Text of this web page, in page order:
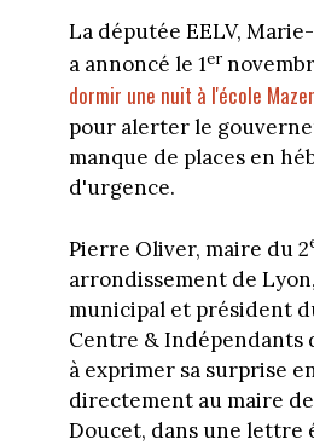
La députée EELV,
a annoncé le 1er
dormir une nuit à l'école
pour alerter le
manque de places en
d'urgence.
Pierre Oliver, maire du 2
arrondissement de
municipal et président
Centre & Indépendants
à exprimer sa surprise
directement au maire
Doucet, dans une lettre